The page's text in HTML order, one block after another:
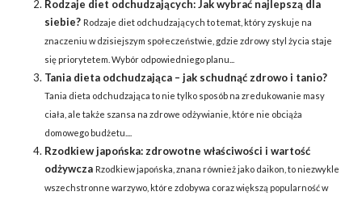
Rodzaje diet odchudzających: Jak wybrać najlepszą dla
siebie? Rodzaje diet odchudzających to temat, który zyskuje na
znaczeniu w dzisiejszym społeczeństwie, gdzie zdrowy styl życia staje
się priorytetem. Wybór odpowiedniego planu...
Tania dieta odchudzająca – jak schudnąć zdrowo i tanio?
Tania dieta odchudzająca to nie tylko sposób na zredukowanie masy
ciała, ale także szansa na zdrowe odżywianie, które nie obciąża
domowego budżetu....
Rzodkiew japońska: zdrowotne właściwości i wartość
odżywcza Rzodkiew japońska, znana również jako daikon, to niezwykle
wszechstronne warzywo, które zdobywa coraz większą popularność w